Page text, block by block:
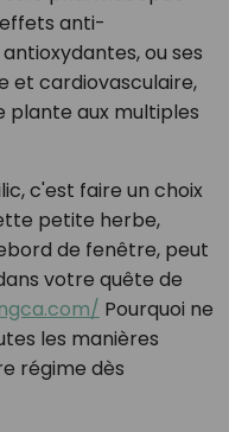
anti-
ou ses
et cardiovasculaire,
plante aux multiples
c'est faire un choix
petite herbe,
de fenêtre, peut
votre quête de
Pourquoi ne
les manières
régime dès